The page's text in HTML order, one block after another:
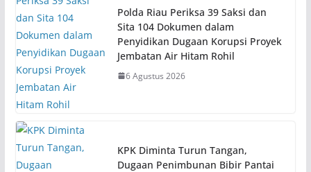
Polda Riau Periksa 39 Saksi dan
Sita 104 Dokumen dalam
Penyidikan Dugaan Korupsi Proyek
Jembatan Air Hitam Rohil
6 Agustus 2026
KPK Diminta Turun Tangan,
Dugaan Penimbunan Bibir Pantai